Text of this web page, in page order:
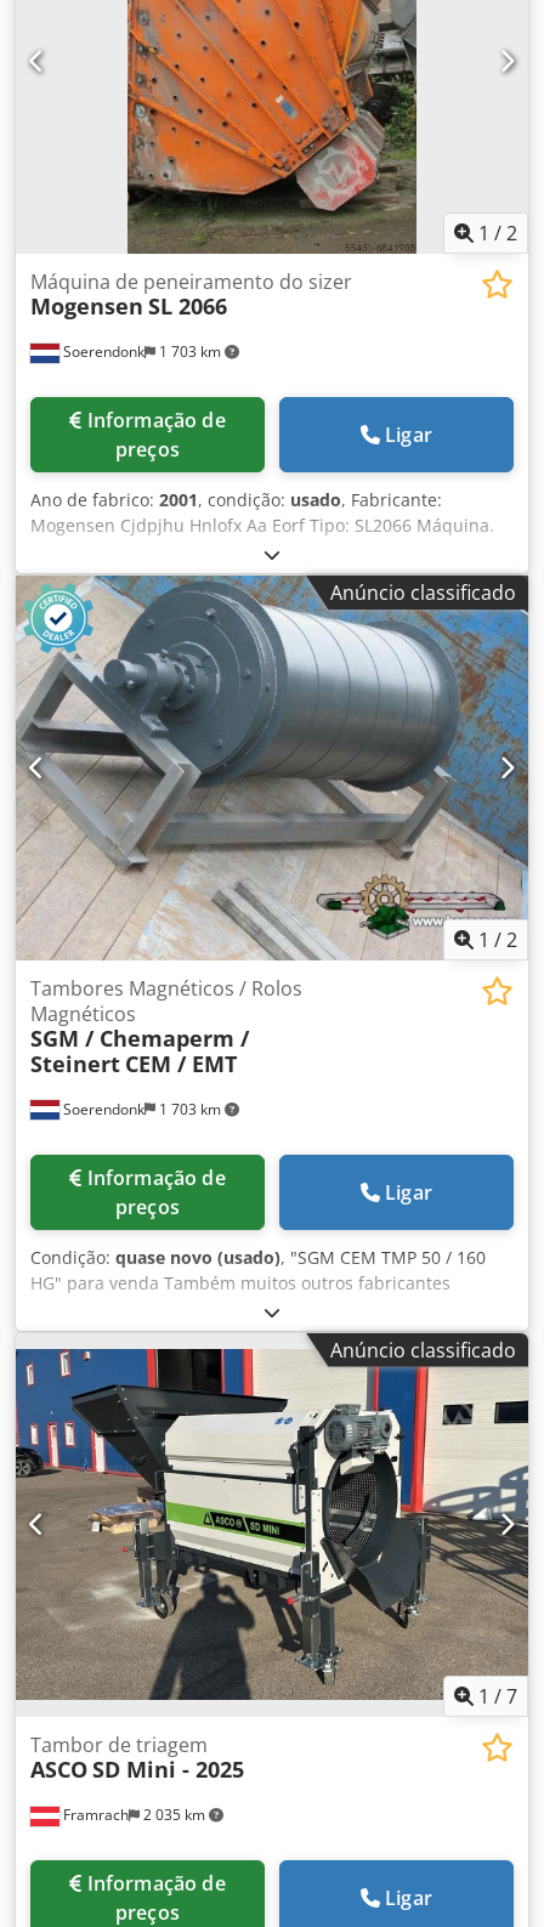
1 /2
Soerendonk 1 703 km
Máquina de peneiramento do sizer
Mogensen SL 2066
preços
Ligar
Ano de fabrico: 2001, condição: usado, Fabricante:
Mogensen Cjdpjhu Hnlofx Aa Eorf Tipo: SL2066 Máquina.
Não.: D 5474 Ano de construção: 2001 Largura: 2.000mm
Tecto: 6 Com 2 pcs. de desbalanceamento, eixos cardan,
motor eléctrico de 15 kW / 970 rpm e molas.Anúncio classificado
1 /2
Soerendonk 1 703 km
Tambores Magnéticos / Rolos
Magnéticos
SGM / Chemaperm /
Steinert CEM / EMT
preços
Ligar
Condição: quase novo (usado), "SGM CEM TMP 50 / 160
HG" para venda Também muitos outros fabricantes
gostam: Bakker Magnetics / Steinert / Chemaperm / SKET
Encontre o nosso stock completo no nosso website.
Fabricante: SGM Tipo: CEM TMP 50/160 HG L x Dia.: 1.600 x
500 mm Incluído: - Motor elétrico (SEW / 1,5 kW - 26 RPM)
Crodpfx Aoggfhgja Eef
Anúncio classificado
1 /7
Framrach 2 035 km
Tambor de triagem
ASCOSD Mini - 2025
preços
Ligar